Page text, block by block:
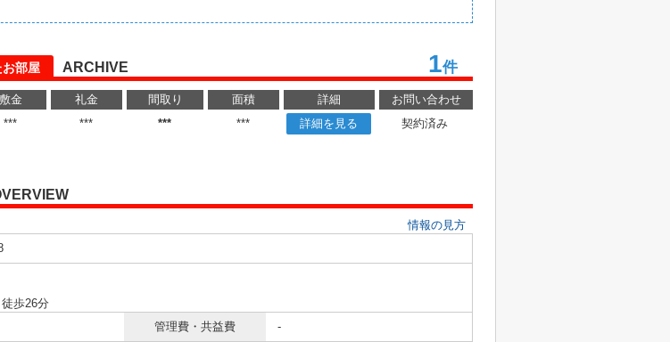
部屋 ARCHIVE 1件
敷金 礼金 間取り 面積 詳細
お問い合わせ
*** *** *** *** 詳細を見る
契約済み
情報の見方
徒歩26分
管理費・共益費 -